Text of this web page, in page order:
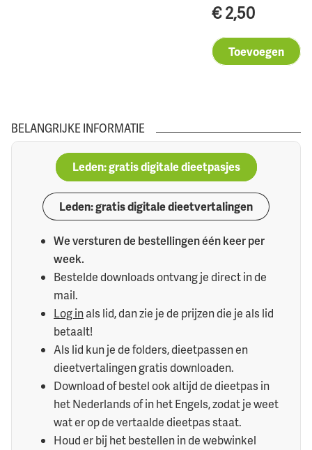
€2,50
Toevoegen
BELANGRIJKE INFORMATIE
Leden: gratis digitale dieetpasjes
Leden: gratis digitale dieetvertalingen
We versturen de bestellingen één keer per
week.
Bestelde downloads ontvang je direct in de
mail.
Log inals lid, dan zie je de prijzen die je als lid
betaalt!
Als lid kun je de folders, dieetpassen en
dieetvertalingen gratis downloaden.
Download of bestel ook altijd de dieetpas in
het Nederlands of in het Engels, zodat je weet
wat er op de vertaalde dieetpas staat.
Houd er bij het bestellen in de webwinkel